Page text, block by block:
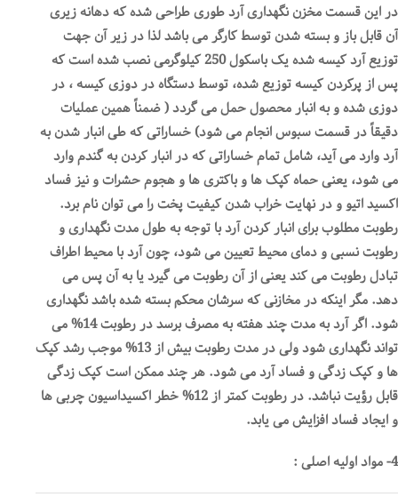
در این قسمت مخزن نگهداری آرد طوری طراحی شده که دهانه زیری
آن قابل باز و بسته شدن توسط کارگر می باشد لذا در زیر آن جهت
توزیع آرد کیسه شده یک باسکول 250 کیلوگرمی نصب شده است که
پس از پرکردن کیسه توزیع شده، توسط دستگاه در دوزی کیسه ، در
دوزی شده و به انبار محصول حمل می گردد ( ضمناً همین عملیات
دقیقاً در قسمت سبوس انجام می شود) خساراتی که طی انبار شدن به
آرد وارد می آید، شامل تمام خساراتی که در انبار کردن به گندم وارد
می شود، یعنی حماه کپک ها و باکتری ها و هجوم حشرات و نیز فساد
اکسید اتیو و در نهایت خراب شدن کیفیت پخت را می توان نام برد.
رطوبت مطلوب برای انبار کردن آرد با توجه به طول مدت نگهداری و
رطوبت نسبی و دمای محیط تعیین می شود، چون آرد با محیط اطراف
تبادل رطوبت می کند یعنی از آن رطوبت می گیرد یا به آن پس می
دهد. مگر اینکه در مخازنی که سرشان محکم بسته شده باشد نگهداری
شود. اگر آرد به مدت چند هفته به مصرف برسد در رطوبت 14% می
تواند نگهداری شود ولی در مدت رطوبت بیش از 13% موجب رشد کپک
ها و کپک زدگی و فساد آرد می شود. هر چند ممکن است کپک زدگی
قابل رؤیت نباشد. در رطوبت کمتر از 12% خطر اکسیداسیون چربی ها
و ایجاد فساد افزایش می یابد.
4- مواد اولیه اصلی :